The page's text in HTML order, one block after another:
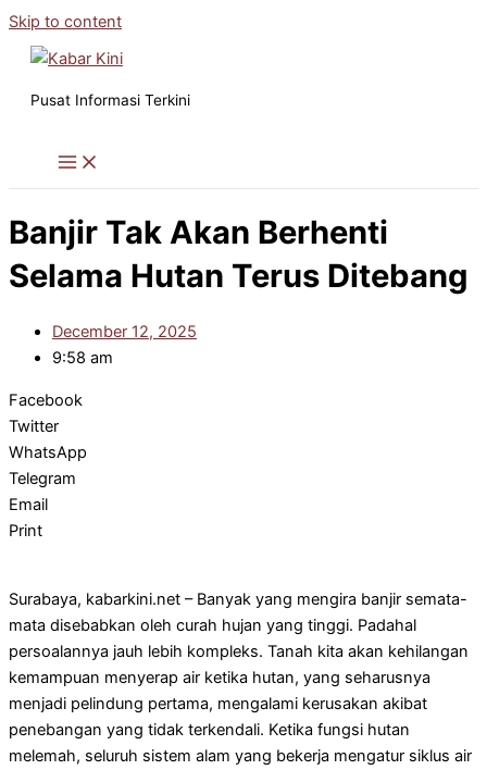
Skip to content
Pusat Informasi Terkini
Banjir Tak Akan Berhenti
Selama Hutan Terus Ditebang
December 12, 2025
9:58 am
Facebook
Twitter
WhatsApp
Telegram
Email
Print
Surabaya, kabarkini.net – Banyak yang mengira banjir semata-
mata disebabkan oleh curah hujan yang tinggi. Padahal
persoalannya jauh lebih kompleks. Tanah kita akan kehilangan
kemampuan menyerap air ketika hutan, yang seharusnya
menjadi pelindung pertama, mengalami kerusakan akibat
penebangan yang tidak terkendali. Ketika fungsi hutan
melemah, seluruh sistem alam yang bekerja mengatur siklus air